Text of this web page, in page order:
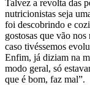
Talvez a revolta das
nutricionistas seja
foi descobrindo e
gostosas que vão
caso tivéssemos
Enfim, já diziam na
modo geral, só
que é bom, faz mal”.